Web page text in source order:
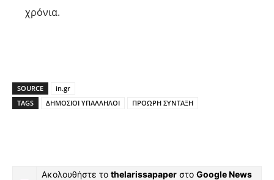
χρόνια.
SOURCE
in.gr
TAGS
ΔΗΜΟΣΙΟΙ ΥΠΑΛΛΗΛΟΙ ΠΡΟΩΡΗ ΣΥΝΤΑΞΗ
Ακολουθήστε το thelarissapaper στο Google News